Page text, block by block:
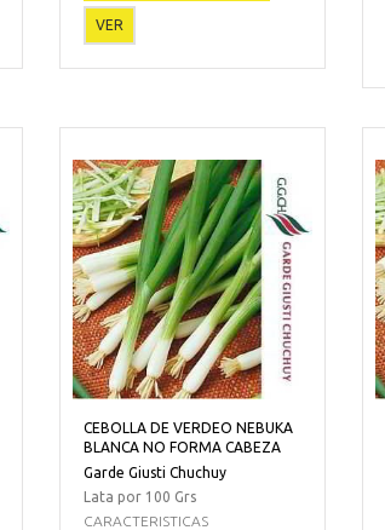
VER
CEBOLLA DE VERDEO NEBUKA
BLANCA NO FORMA CABEZA
Garde Giusti Chuchuy
Lata por 100 Grs
CARACTERISTICAS